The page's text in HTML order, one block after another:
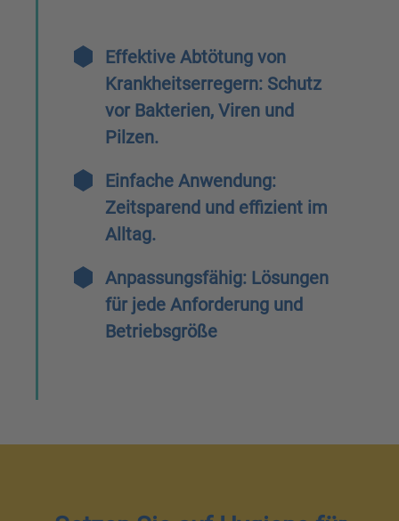
Effektive Abtötung von
Krankheitserregern: Schutz
vor Bakterien, Viren und
Pilzen.
Einfache Anwendung:
Zeitsparend und effizient im
Alltag.
Anpassungsfähig: Lösungen
für jede Anforderung und
Betriebsgröße